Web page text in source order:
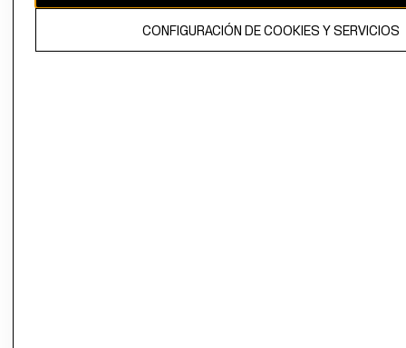
CONFIGURACIÓN DE COOKIES Y SERVICIOS